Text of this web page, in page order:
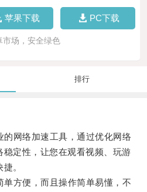
苹果下载 PC下载
市场，安全绿色
排行
网络加速工具，通过优化网络
定性，让您在观看视频、玩游
。
方便，而且操作简单易懂，不